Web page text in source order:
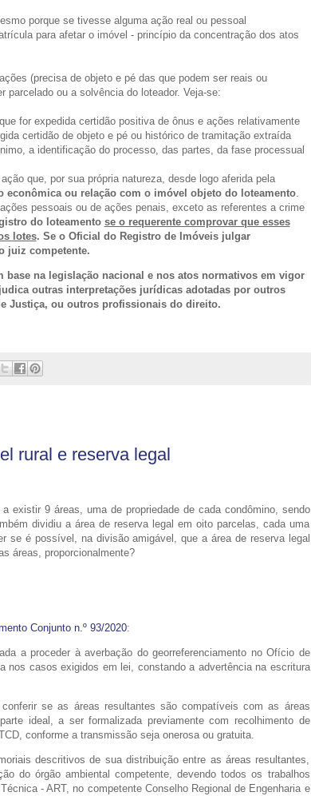
porque se tivesse alguma ação real ou pessoal
para afetar o imóvel - princípio da concentração dos atos
(precisa de objeto e pé das que podem ser reais ou
ou a solvência do loteador. Veja-se:
for expedida certidão positiva de ônus e ações relativamente
certidão de objeto e pé ou histórico de tramitação extraída
a identificação do processo, das partes, da fase processual
que, por sua própria natureza, desde logo aferida pela
econômica ou relação com o imóvel objeto do loteamento.
pessoais ou de ações penais, exceto as referentes a crime
do loteamento se o requerente comprovar que esses
lotes. Se o Oficial do Registro de Imóveis julgar
juiz competente.
base na legislação nacional e nos atos normativos em vigor
outras interpretações jurídicas adotadas por outros
Justiça, ou outros profissionais do direito.
rural e reserva legal
existir 9 áreas, uma de propriedade de cada condômino, sendo
dividiu a área de reserva legal em oito parcelas, cada uma
se é possível, na divisão amigável, que a área de reserva legal
áreas, proporcionalmente?
Conjunto n.º 93/2020:
a proceder à averbação do georreferenciamento no Ofício de
nos casos exigidos em lei, constando a advertência na escritura
se as áreas resultantes são compatíveis com as áreas
ideal, a ser formalizada previamente com recolhimento de
conforme a transmissão seja onerosa ou gratuita.
descritivos de sua distribuição entre as áreas resultantes,
do órgão ambiental competente, devendo todos os trabalhos
- ART, no competente Conselho Regional de Engenharia e